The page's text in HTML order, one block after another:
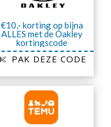
€10,- korting op bijna
ALLES met de Oakley
kortingscode
PAK DEZE CODE